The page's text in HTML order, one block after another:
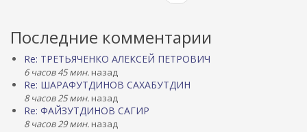
Последние комментарии
Re: ТРЕТЬЯЧЕНКО АЛЕКСЕЙ ПЕТРОВИЧ
6 часов 45 мин. назад
Re: ШАРАФУТДИНОВ САХАБУТДИН
8 часов 25 мин. назад
Re: ФАЙЗУТДИНОВ САГИР
8 часов 29 мин. назад